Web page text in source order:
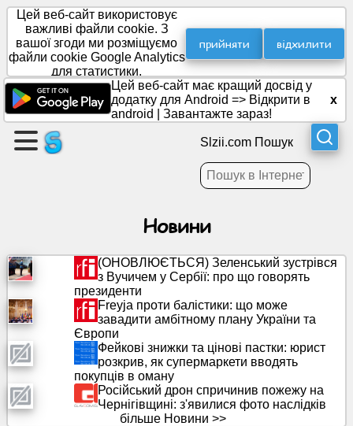
Створити
сторінку
Створити
групу
денний
мережа
Новини
Цей веб-сайт використовує
важливі файли cookie. З
вашої згоди ми розміщуємо
файли cookie Google Analytics
для статистики.
прийняти відхилити
Цей веб-сайт має кращий досвід у
додатку для Android => Відкрити в
android
Завантажте зараз!
x
Slzii.com Пошук
Новини
(ОНОВЛЮЄТЬСЯ) Зеленський зустрівся
з Вучичем у Сербії: про що говорять
президенти
Freyja проти балістики: що може
завадити амбітному плану України та
Європи
Фейкові знижки та цінові пастки: юрист
розкрив, як супермаркети вводять
покупців в оману
Російський дрон спричинив пожежу на
Чернігівщині: з'явилися фото наслідків
більше Новини >>